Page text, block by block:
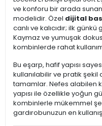
ve konforu bir arada
modelidir. Özel dijital
canlı ve kalıcıdır; ilk
Kaymaz ve yumuşak
kombinlerde rahat
Bu eşarp, hafif yapısı
kullanılabilir ve pratik
tamamlar. Nefes alabilen
yapısı ile özellikle yoğun
kombinlerle mükemmel
gardırobunuzun en